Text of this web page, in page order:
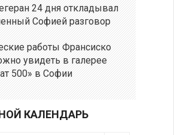
24 дня откладывал
Софией разговор
работы Франсиско
увидеть в галерее
500» в Софии
КАЛЕНДАРЬ